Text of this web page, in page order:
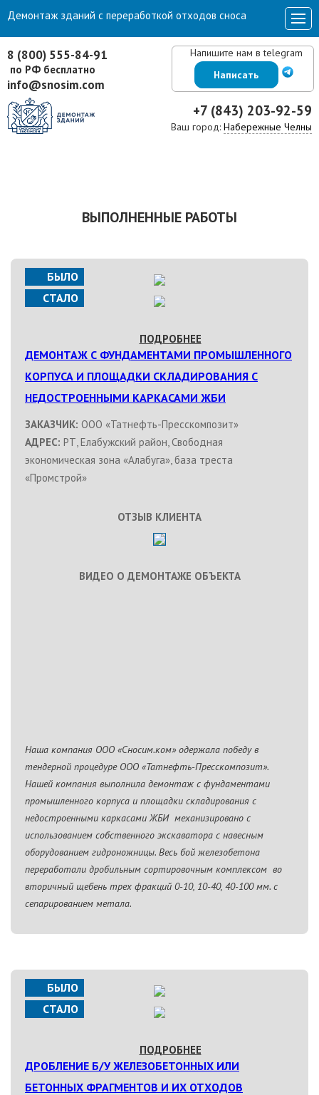
8 (800) 555-84-91
по РФ бесплатно
info@snosim.com
Напишите нам в telegram
Написать
+7 (843) 203-92-59
Ваш город: Набережные Челны
Демонтаж зданий с переработкой отходов сноса
ВЫПОЛНЕННЫЕ РАБОТЫ
БЫЛО
СТАЛО
ПОДРОБНЕЕ
ДЕМОНТАЖ С ФУНДАМЕНТАМИ ПРОМЫШЛЕННОГО
КОРПУСА И ПЛОЩАДКИ СКЛАДИРОВАНИЯ С
НЕДОСТРОЕННЫМИ КАРКАСАМИ ЖБИ
ЗАКАЗЧИК: ООО «Татнефть-Пресскомпозит»
АДРЕС: РТ, Елабужский район, Свободная
экономическая зона «Алабуга», база треста
«Промстрой»
ОТЗЫВ КЛИЕНТА
ВИДЕО О ДЕМОНТАЖЕ ОБЪЕКТА
Наша компания ООО «Сносим.ком» одержала победу в
тендерной процедуре ООО «Татнефть-Пресскомпозит».
Нашей компания выполнила демонтаж с фундаментами
промышленного корпуса и площадки складирования с
недостроенными каркасами ЖБИ механизировано с
использованием собственного экскаватора с навесным
оборудованием гидроножницы. Весь бой железобетона
переработали дробильным сортировочным комплексом во
вторичный щебень трех фракций 0-10, 10-40, 40-100 мм. с
сепарированием метала.
БЫЛО
СТАЛО
ПОДРОБНЕЕ
ДРОБЛЕНИЕ Б/У ЖЕЛЕЗОБЕТОННЫХ ИЛИ
БЕТОННЫХ ФРАГМЕНТОВ И ИХ ОТХОДОВ